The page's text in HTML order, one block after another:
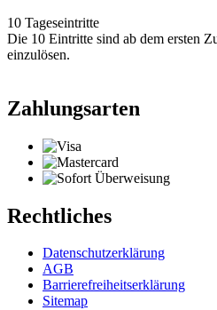
10 Tageseintritte
Die 10 Eintritte sind ab dem ersten
einzulösen.
Zahlungsarten
Rechtliches
Datenschutzerklärung
AGB
Barrierefreiheitserklärung
Sitemap